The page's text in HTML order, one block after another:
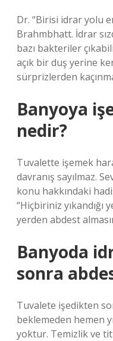
Dr. “Birisi idrar yolu
Brahmbhatt. İdrar
bazı bakteriler
açık bir duş yerine
sürprizlerden
Banyoya
nedir?
Tuvalette işemek
davranış sayılmaz.
konu hakkındaki
“Hiçbiriniz yıkandığı
yerden abdest
Banyoda
sonra
Tuvalete işedikten
beklemeden hemen
yoktur. Temizlik ve